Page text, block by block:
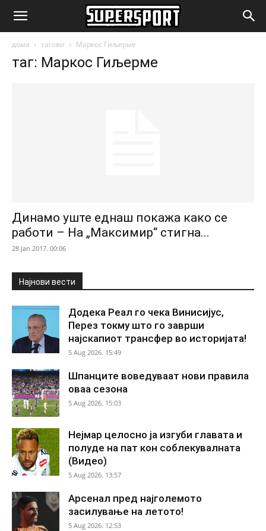
SuperSport.mk
дома тагови Маркос Гиљерме
таг: Маркос Гиљерме
Динамо уште еднаш покажа како се
работи – На „Максимир“ стигна...
28 Jan 2017. 00:06
Најнови вести
Додека Реал го чека Винисијус,
Перез токму што го заврши
најскапиот трансфер во историјата!
5 Aug 2026. 15:49
Шпанците воведуваат нови правила
оваа сезона
5 Aug 2026. 15:03
Нејмар целосно ја изгуби главата и
полуде на пат кон соблекувалната
(Видео)
5 Aug 2026. 13:57
Арсенал пред најголемото
засилување на летото!
5 Aug 2026. 12:53